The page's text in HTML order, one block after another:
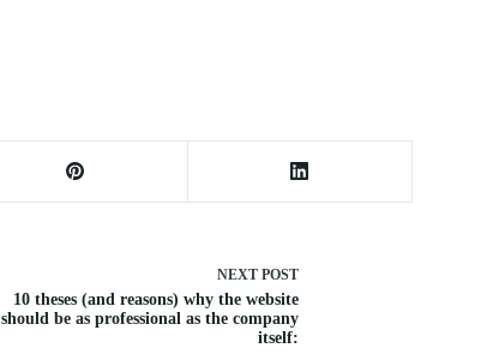
NEXT POST
10 theses (and reasons) why the website
should be as professional as the company
itself: